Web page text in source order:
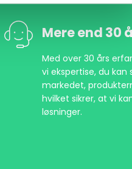
Mere end 30
Med over 30 års
vi ekspertise, du kan
markedet,
hvilket sikrer, at vi
løsninger.